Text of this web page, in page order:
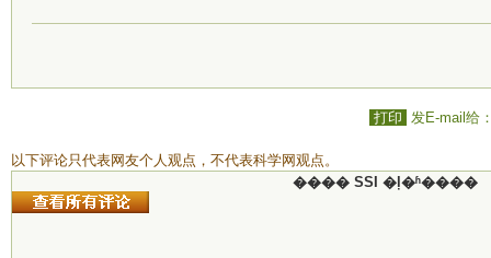
打印 发E-mail给
以下评论只代表网友个人观点，不代表科学网观点。
���� SSI �ļ�ʱ����